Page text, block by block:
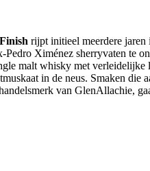
rijpt initieel meerdere
Ximénez sherryvaten te
malt whisky met verleidelijke
in de neus. Smaken die
van GlenAllachie,